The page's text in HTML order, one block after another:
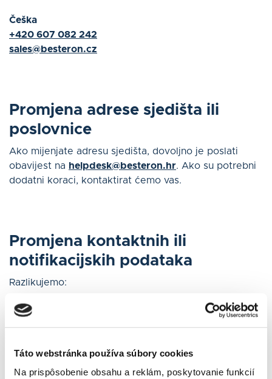
Táto webstránka používa súbory cookies
Na prispôsobenie obsahu a reklám, poskytovanie funkcií
Češka
+420 607 082 242
sales@besteron.cz
Promjena adrese sjedišta ili
poslovnice
Ako mijenjate adresu sjedišta, dovoljno je poslati
obavijest na helpdesk@besteron.hr. Ako su potrebni
dodatni koraci, kontaktirat ćemo vas.
Promjena kontaktnih ili
notifikacijskih podataka
Razlikujemo:
- kontakte za komunikaciju,
- odgovornu osobu za rad sustava,
- notifikacijske e-adrese za izvatke, račune i potvrde o